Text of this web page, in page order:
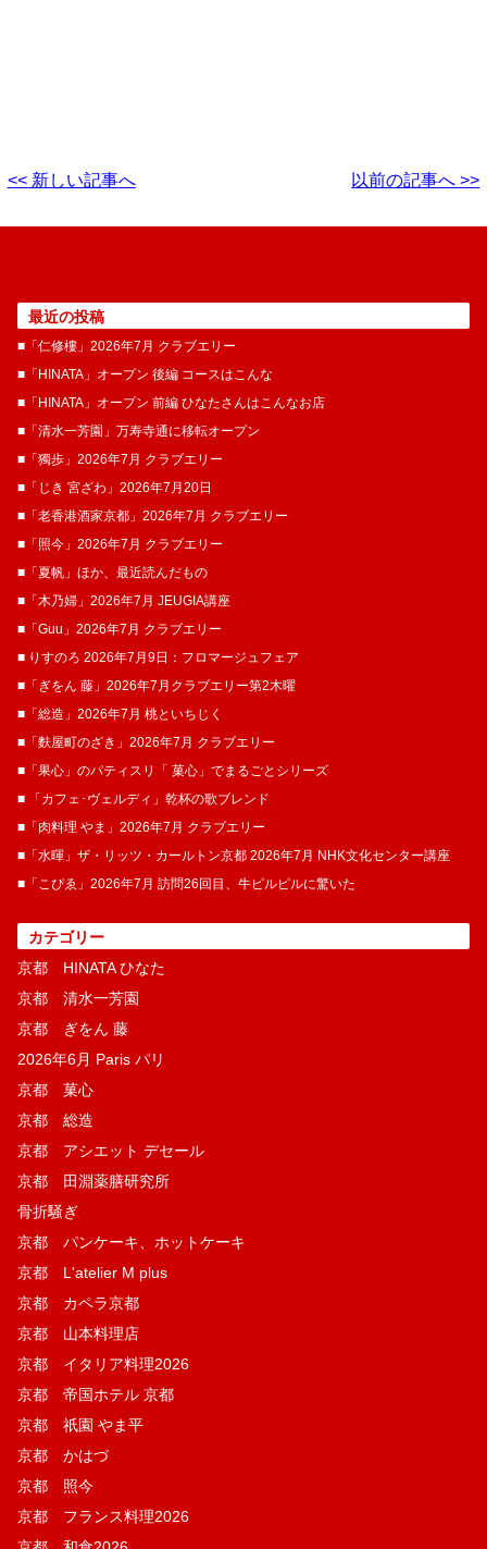
<< 新しい記事へ 以前の記事へ >>
最近の投稿
■「仁修樓」2026年7月 クラブエリー
■「HINATA」オープン 後編 コースはこんな
■「HINATA」オープン 前編 ひなたさんはこんなお店
■「清水一芳園」万寿寺通に移転オープン
■「獨歩」2026年7月 クラブエリー
■「じき 宮ざわ」2026年7月20日
■「老香港酒家京都」2026年7月 クラブエリー
■「照今」2026年7月 クラブエリー
■「夏帆」ほか、最近読んだもの
■「木乃婦」2026年7月 JEUGIA講座
■「Guu」2026年7月 クラブエリー
■ りすのろ 2026年7月9日：フロマージュフェア
■「ぎをん 藤」2026年7月クラブエリー第2木曜
■「総造」2026年7月 桃といちじく
■「麩屋町のざき」2026年7月 クラブエリー
■「果心」のパティスリ「 菓​心」でまるごとシリーズ
■ 「カフェ･ヴェルディ」乾杯の歌ブレンド
■「肉料理 やま」2026年7月 クラブエリー
■「水暉」ザ・リッツ・カールトン京都 2026年7月 NHK文化センター講座
■「こぴゑ」2026年7月 訪問26回目、牛ピルピルに驚いた
カテゴリー
京都 HINATA ひなた
京都 清水一芳園
京都 ぎをん 藤
2026年6月 Paris パリ
京都 菓​心
京都 総造
京都 アシエット デセール
京都 田淵薬膳研究所
骨折騒ぎ
京都 パンケーキ、ホットケーキ
京都 L'atelier M plus
京都 カペラ京都
京都 山本料理店
京都 イタリア料理2026
京都 帝国ホテル 京都
京都 祇園 やま平
京都 かはづ
京都 照今
京都 フランス料理2026